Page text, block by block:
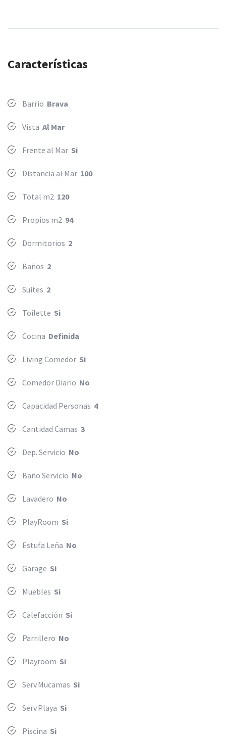
Características
Barrio Brava
Vista Al Mar
Frente al Mar Si
Distancia al Mar 100
Total m2 120
Propios m2 94
Dormitorios 2
Baños 2
Suites 2
Toilette Si
Cocina Definida
Living Comedor Si
Comedor Diario No
Capacidad Personas 4
Cantidad Camas 3
Dep. Servicio No
Baño Servicio No
Lavadero No
PlayRoom Si
Estufa Leña No
Garage Si
Muebles Si
Calefacción Si
Parrillero No
Playroom Si
Serv.Mucamas Si
Serv.Playa Si
Piscina Si